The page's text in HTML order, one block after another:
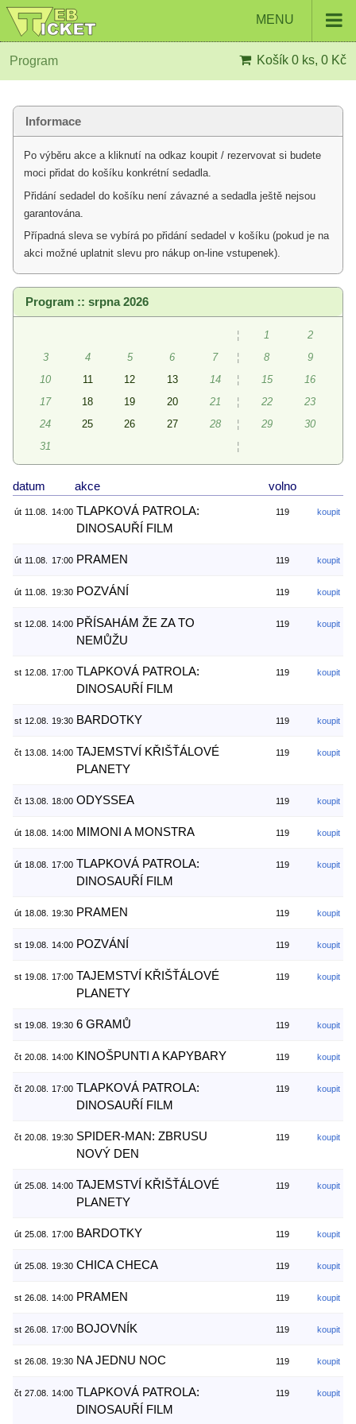
MENU
Program Košík 0 ks, 0 Kč
Informace
Po výběru akce a kliknutí na odkaz koupit / rezervovat si budete
moci přidat do košíku konkrétní sedadla.
Přidání sedadel do košíku není závazné a sedadla ještě nejsou
garantována.
Případná sleva se vybírá po přidání sedadel v košíku (pokud je na
akci možné uplatnit slevu pro nákup on-line vstupenek).
Program :: srpna 2026
¦ 1
2
3
4 5 6 7 ¦ 8
9
10
11 12 13 14 ¦ 15
16
17
18 19 20 21 ¦ 22
23
24
25 26 27 28 ¦ 29
30
31
¦
datum akce volno
út 11.08. 14:00 TLAPKOVÁ PATROLA:
DINOSAUŘÍ FILM
119 koupit
út 11.08. 17:00 PRAMEN 119 koupit
út 11.08. 19:30 POZVÁNÍ 119 koupit
st 12.08. 14:00 PŘÍSAHÁM ŽE ZA TO
NEMŮŽU
119 koupit
st 12.08. 17:00 TLAPKOVÁ PATROLA:
DINOSAUŘÍ FILM
119 koupit
st 12.08. 19:30 BARDOTKY 119 koupit
čt 13.08. 14:00 TAJEMSTVÍ KŘIŠŤÁLOVÉ
PLANETY
119 koupit
čt 13.08. 18:00 ODYSSEA 119 koupit
út 18.08. 14:00 MIMONI A MONSTRA 119 koupit
út 18.08. 17:00 TLAPKOVÁ PATROLA:
DINOSAUŘÍ FILM
119 koupit
út 18.08. 19:30 PRAMEN 119 koupit
st 19.08. 14:00 POZVÁNÍ 119 koupit
st 19.08. 17:00 TAJEMSTVÍ KŘIŠŤÁLOVÉ
PLANETY
119 koupit
st 19.08. 19:30 6 GRAMŮ 119 koupit
čt 20.08. 14:00 KINOŠPUNTI A KAPYBARY 119 koupit
čt 20.08. 17:00 TLAPKOVÁ PATROLA:
DINOSAUŘÍ FILM
119 koupit
čt 20.08. 19:30 SPIDER-MAN: ZBRUSU
NOVÝ DEN
119 koupit
út 25.08. 14:00 TAJEMSTVÍ KŘIŠŤÁLOVÉ
PLANETY
119 koupit
út 25.08. 17:00 BARDOTKY 119 koupit
út 25.08. 19:30 CHICA CHECA 119 koupit
st 26.08. 14:00 PRAMEN 119 koupit
st 26.08. 17:00 BOJOVNÍK 119 koupit
st 26.08. 19:30 NA JEDNU NOC 119 koupit
čt 27.08. 14:00 TLAPKOVÁ PATROLA:
DINOSAUŘÍ FILM
119 koupit